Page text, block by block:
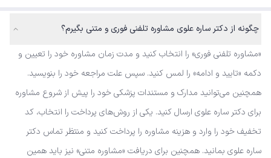
چگونه از دکتر ساره علوی مشاوره تلفنی فوری و متنی بگیرم؟
«مشاوره تلفنی فوری» را انتخاب کنید و مدت زمان مشاوره خود را تعیین و
دکمه «تایید و ادامه» را لمس کنید. سپس علت مراجعه خود را بنویسید.
همچنین می‌توانید مدارک و مستندات پزشکی خود را پیش از شروع مشاوره
برای دکتر ساره علوی ارسال کنید. یکی از روش‌های پرداخت را انتخاب، کد
تخفیف خود را وارد و هزینه مشاوره را پرداخت کنید و منتظر تماس دکتر
ساره علوی بمانید. همچنین برای دریافت «مشاوره متنی» نیز باید همین